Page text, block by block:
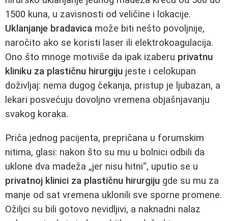
1500 kuna, u zavisnosti od veličine i lokacije.
Uklanjanje bradavica može biti nešto povoljnije,
naročito ako se koristi laser ili elektrokoagulacija.
Ono što mnoge motiviše da ipak izaberu privatnu
kliniku za plastičnu hirurgiju jeste i celokupan
doživljaj: nema dugog čekanja, pristup je ljubazan, a
lekari posvećuju dovoljno vremena objašnjavanju
svakog koraka.
Priča jednog pacijenta, prepričana u forumskim
nitima, glasi: nakon što su mu u bolnici odbili da
uklone dva madeža „jer nisu hitni“, uputio se u
privatnoj klinici za plastičnu hirurgiju gde su mu za
manje od sat vremena uklonili sve sporne promene.
Ožiljci su bili gotovo nevidljivi, a naknadni nalaz